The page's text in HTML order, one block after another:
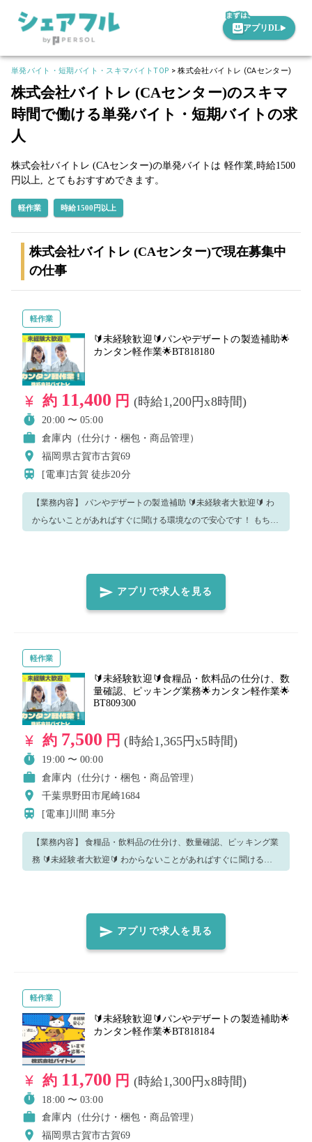
アプリDL
単発バイト・短期バイト・スキマバイトTOP >株式会社バイトレ (CAセンター)
株式会社バイトレ (CAセンター)のスキマ
時間で働ける単発バイト・短期バイトの求
人
株式会社バイトレ (CAセンター)の単発バイトは 軽作業,時給1500
円以上, とてもおすすめできます。
軽作業 時給1500円以上
株式会社バイトレ (CAセンター)で現在募集中
の仕事
軽作業
🔰未経験歓迎🔰パンやデザートの製造補助🌟
カンタン軽作業🌟BT818180
約 11,400 円 (時給1,200円x8時間)
20:00 〜 05:00
倉庫内（仕分け・梱包・商品管理）
福岡県古賀市古賀69
[電車]古賀徒歩20分
【業務内容】 パンやデザートの製造補助 🔰未経験者大歓迎🔰 わ
からないことがあればすぐに聞ける環境なので安心です！ もちろ
載されているものは必ずご確認いただき、ご対応ください！ 是非
バイトレであなたに合った時間のお仕事を見つけてください😊
アプリで求人を見る
軽作業
🔰未経験歓迎🔰食糧品・飲料品の仕分け、数
量確認、ピッキング業務🌟カンタン軽作業🌟
BT809300
約 7,500 円(時給1,365円x5時間)
19:00 〜 00:00
倉庫内（仕分け・梱包・商品管理）
千葉県野田市尾崎1684
[電車]川間車5分
【業務内容】 食糧品・飲料品の仕分け、数量確認、ピッキング業
務 🔰未経験者大歓迎🔰 わからないことがあればすぐに聞ける環
だき、ご対応ください！ 是非バイトレであなたに合った時間のお
仕事を見つけてください😊
アプリで求人を見る
軽作業
🔰未経験歓迎🔰パンやデザートの製造補助🌟
カンタン軽作業🌟BT818184
約 11,700 円 (時給1,300円x8時間)
18:00 〜 03:00
倉庫内（仕分け・梱包・商品管理）
福岡県古賀市古賀69